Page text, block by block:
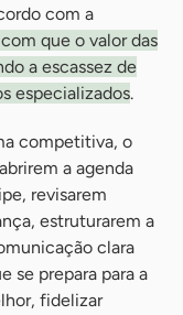
com a
que o valor das
a escassez de
especializados.
competitiva, o
a agenda
revisarem
estruturarem a
clara
se prepara para a
fidelizar